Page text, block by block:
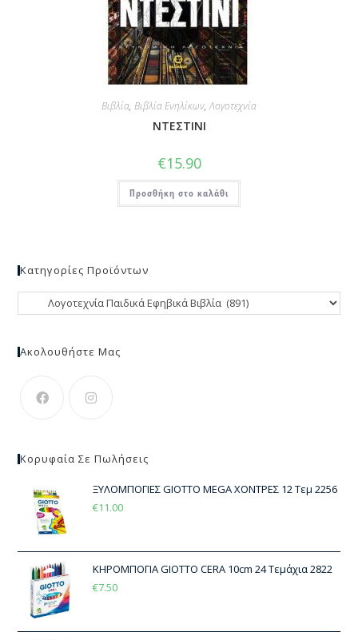
Βιβλία, Βιβλία Ενηλίκων,Λογοτεχνία
ΝΤΕΣΤΙΝΙ
€15.90
Προσθήκη στο καλάθι
Κατηγορίες Προϊόντων
Ακολουθήστε Μας
Κορυφαία Σε Πωλήσεις
ΞΥΛΟΜΠΟΓΙΕΣ GIOTTO MEGA ΧΟΝΤΡΕΣ 12 Τεμ 2256
€11.00
ΚΗΡΟΜΠΟΓΙA GIOTTO CERA 10cm 24 Τεμάχια 2822
€7.50